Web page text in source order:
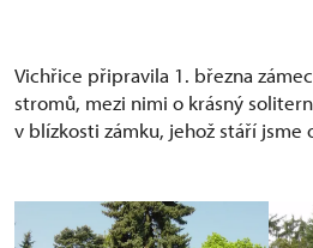
Vichřice připravila 1. března
stromů, mezi nimi o krásný
v blízkosti zámku, jehož stáří jsme